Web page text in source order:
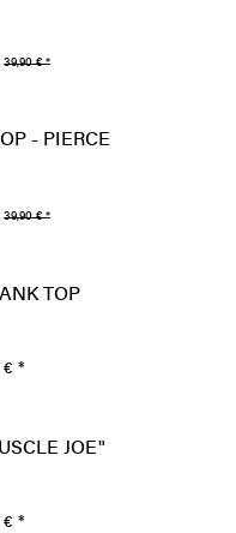
39,90 € *
- PIERCE
39,90 € *
TOP
€ *
JOE"
€ *